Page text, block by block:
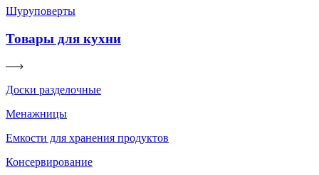
Шуруповерты
Товары для кухни
Доски разделочные
Менажницы
Емкости для хранения продуктов
Консервирование